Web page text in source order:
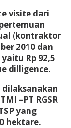
visite dari
(kontraktor
2010 dan
Rp 92,5
dilligence.
dilaksanakan
–PT RGSR
yang
hektare.